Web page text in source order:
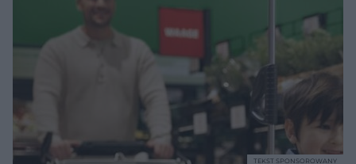
TEKST SPONSOROWANY